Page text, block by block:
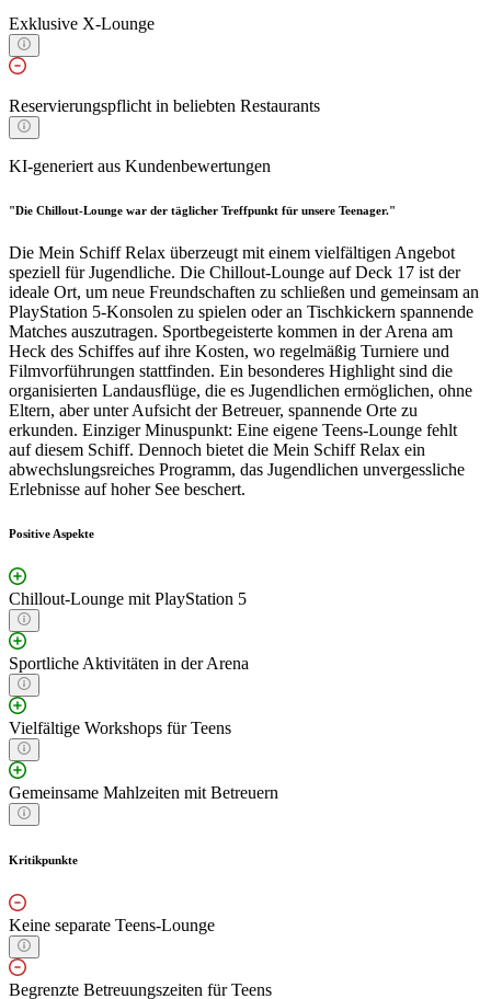
Exklusive X-Lounge
Reservierungspflicht in beliebten Restaurants
KI-generiert aus Kundenbewertungen
"Die Chillout-Lounge war der täglicher Treffpunkt für unsere Teenager."
Die Mein Schiff Relax überzeugt mit einem vielfältigen Angebot
speziell für Jugendliche. Die Chillout-Lounge auf Deck 17 ist der
ideale Ort, um neue Freundschaften zu schließen und gemeinsam an
PlayStation 5-Konsolen zu spielen oder an Tischkickern spannende
Matches auszutragen. Sportbegeisterte kommen in der Arena am
Heck des Schiffes auf ihre Kosten, wo regelmäßig Turniere und
Filmvorführungen stattfinden. Ein besonderes Highlight sind die
organisierten Landausflüge, die es Jugendlichen ermöglichen, ohne
Eltern, aber unter Aufsicht der Betreuer, spannende Orte zu
erkunden. Einziger Minuspunkt: Eine eigene Teens-Lounge fehlt
auf diesem Schiff. Dennoch bietet die Mein Schiff Relax ein
abwechslungsreiches Programm, das Jugendlichen unvergessliche
Erlebnisse auf hoher See beschert.
Positive Aspekte
Chillout-Lounge mit PlayStation 5
Sportliche Aktivitäten in der Arena
Vielfältige Workshops für Teens
Gemeinsame Mahlzeiten mit Betreuern
Kritikpunkte
Keine separate Teens-Lounge
Begrenzte Betreuungszeiten für Teens